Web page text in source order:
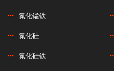
氮化锰铁
氮化硅
氮化硅铁